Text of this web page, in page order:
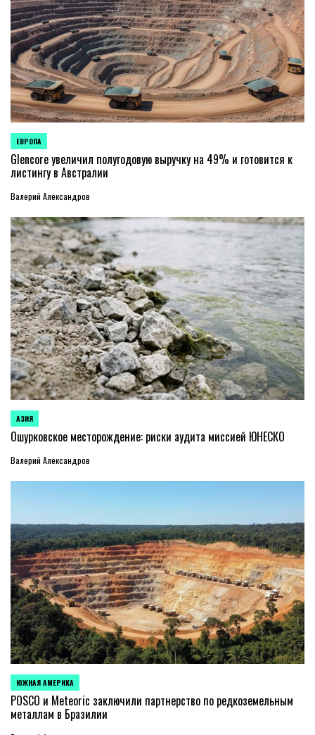
ОПУБЛИКОВАНО
В
ЕВРОПА
Glencore увеличил полугодовую выручку на 49% и готовится к
листингу в Австралии
Валерий Александров
ОПУБЛИКОВАНО
В
АЗИЯ
Ошурковское месторождение: риски аудита миссией ЮНЕСКО
Валерий Александров
ОПУБЛИКОВАНО
В
ЮЖНАЯ АМЕРИКА
POSCO и Meteoric заключили партнерство по редкоземельным
металлам в Бразилии